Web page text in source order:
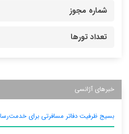
شماره مجوز
تعداد تورها
خبرهای آژانسی
بسیج ظرفیت دفاتر مسافرتی برای